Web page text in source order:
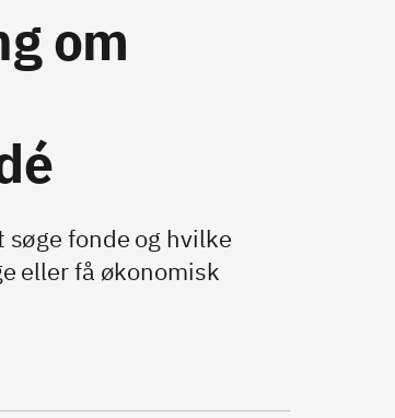
om
fonde og hvilke
eller få økonomisk